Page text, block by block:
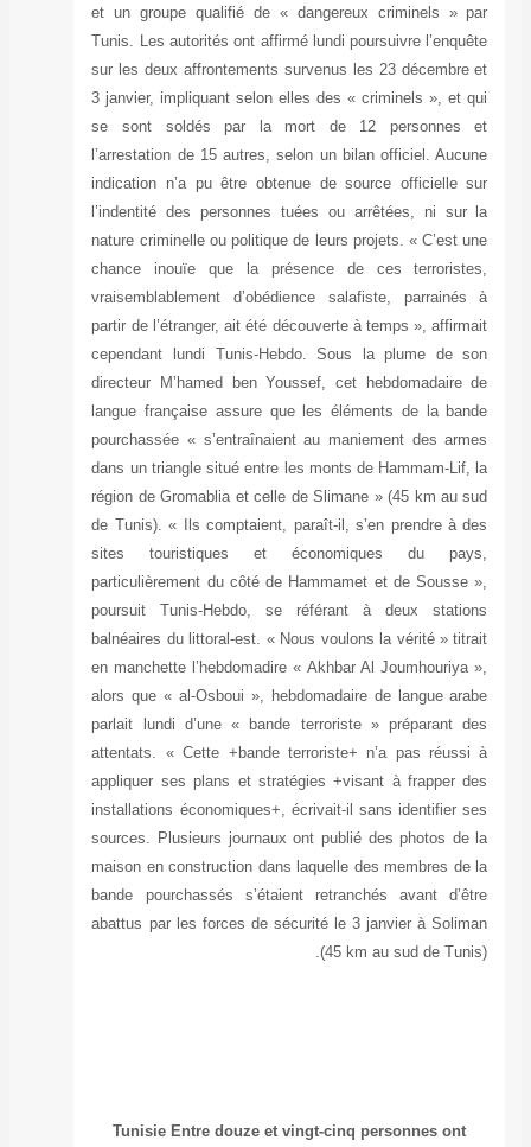
et un groupe
Tunis. Les
sur les deux
3 janvier,
se sont
l’arrestation de
indication n’a
l’indentité
nature
chance
partir de
cependant
directeur
langue
pourchassée «
dans un triangle
région de
de Tunis). « Ils
sites
poursuit
balnéaires du
en manchette
alors que « al-
parlait lundi
attentats. «
appliquer ses
installations
sources.
maison en
bande
abattus par les
Tunisie